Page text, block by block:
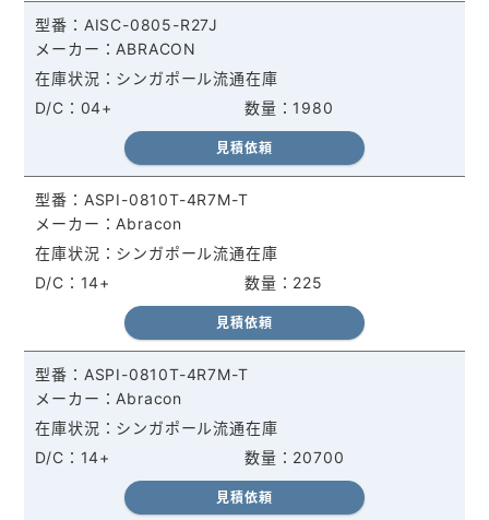
AISC-0805-R27J
ABRACON
1980
シンガポール流通在庫
04+
見積依頼
ASPI-0810T-4R7M-T
Abracon
225
シンガポール流通在庫
14+
見積依頼
ASPI-0810T-4R7M-T
Abracon
20700
シンガポール流通在庫
14+
見積依頼